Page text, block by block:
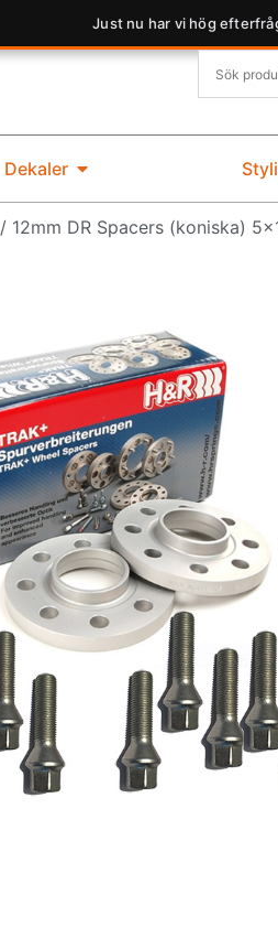
Just nu har vi hög
Dekaler
/ 12mm DR Spacers (koniska)